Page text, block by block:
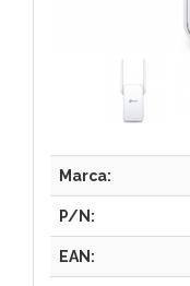
Marca:
P/N:
EAN: